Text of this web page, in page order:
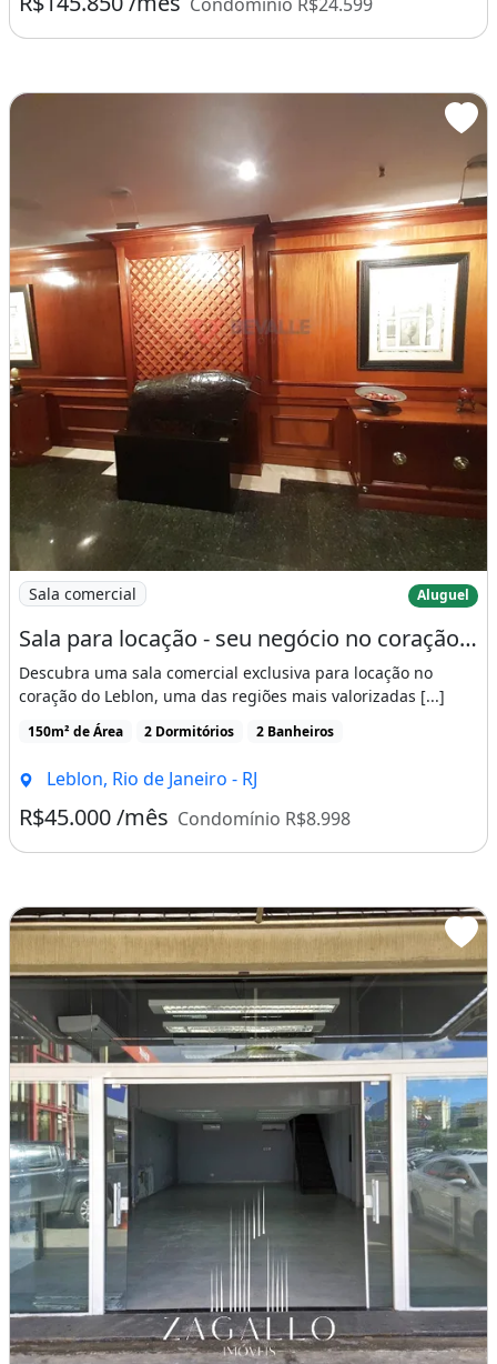
Imagem: Sala para locação - seu negócio no coração
Sala comercial Aluguel
Sala para locação - seu negócio no coração do Leblon, RJ
Descubra uma sala comercial exclusiva para locação no
coração do Leblon, uma das regiões mais valorizadas [...]
150m² de Área 2 Dormitórios 2 Banheiros
Leblon, Rio de Janeiro - RJ
R$45.000 /mês Condomínio R$8.998